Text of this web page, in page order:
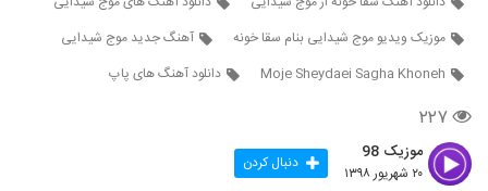
6247
موزیک زیبای تنهایی از مقداد فلاح
6249
دانلود آهنگ امید مهدوی رومو زمین زدی
۲۴۱ بازدید
موزیک ویدیو موج شیدایی بنام سقا خونه
آهنگ جدید موج شیدایی
Moje Sheydaei Sagha Khoneh
دانلود آهنگ های پاپ
۲۲۷
موزیک 98
۲۰ شهریور ۱۳۹۸ دنبال کردن